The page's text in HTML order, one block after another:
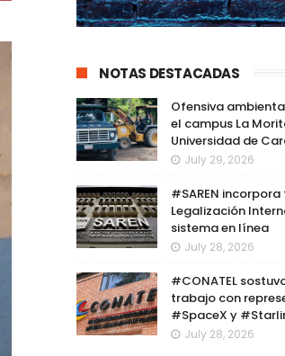
NOTAS DESTACADAS
Ofensiva
el campus La
Universidad de
July 29, 2026
#SAREN
Legalización
sistema en línea
July 28, 2026
#CONATEL
trabajo con
#SpaceX y
July 28, 2026